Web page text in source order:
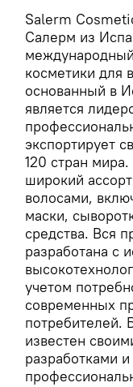
Salerm
Салерм из
косметики для
основанный в
является
экспортирует
120 стран
широкий
волосами,
маски,
средства. Вся
разработана с
учетом
современных
потребителей.
известен
разработками